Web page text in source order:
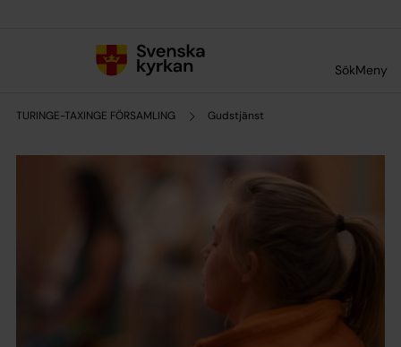
SökMeny
TURINGE-TAXINGE FÖRSAMLING Gudstjänst